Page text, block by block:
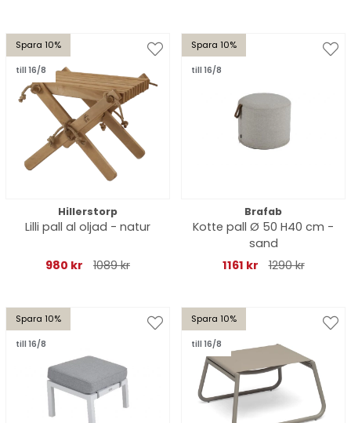
Spara 10%
till 16/8
Hillerstorp
Lilli pall al oljad - natur
980 kr 1089 kr
Spara 10%
till 16/8
Brafab
Kotte pall Ø 50 H40 cm -
sand
1161 kr
1290 kr
Spara 10%
till 16/8
Spara 10%
till 16/8